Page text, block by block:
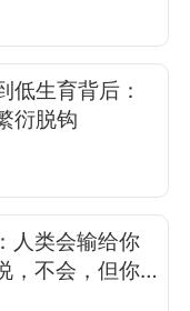
低生育背后：
衍脱钩
人类会输给你
，不会，但你